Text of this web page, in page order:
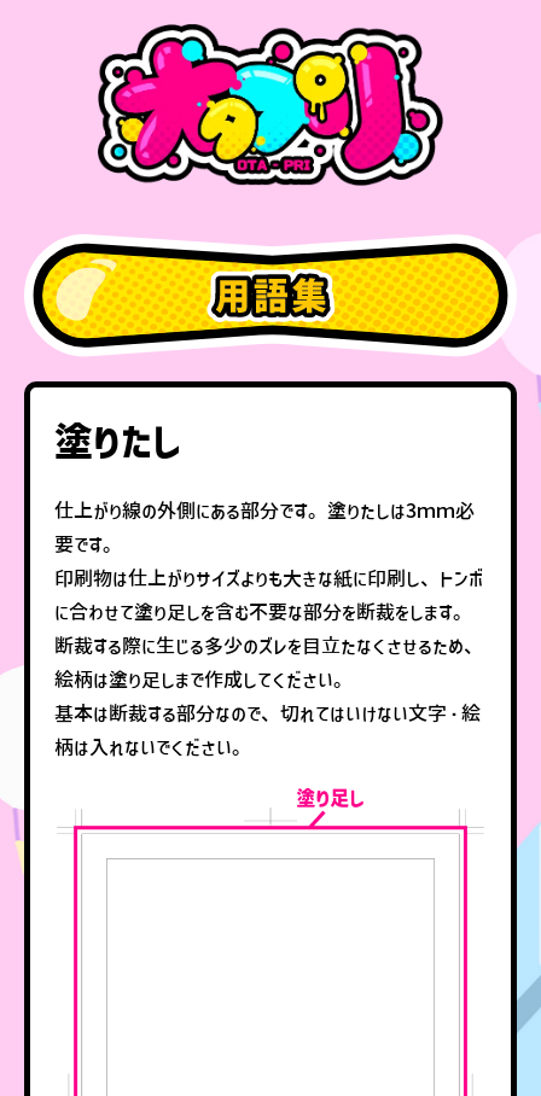
塗りたし
仕上がり線の外側にある部分です。塗りたしは3ｍｍ必
要です。
印刷物は仕上がりサイズよりも大きな紙に印刷し、トンボ
に合わせて塗り足しを含む不要な部分を断裁をします。
断裁する際に生じる多少のズレを目立たなくさせるため、
絵柄は塗り足しまで作成してください。
基本は断裁する部分なので、切れてはいけない文字・絵
柄は入れないでください。